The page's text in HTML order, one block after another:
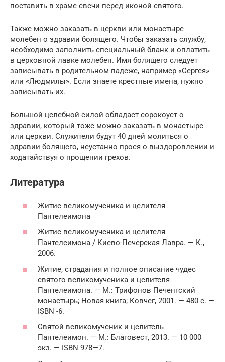
поставить в храме свечи перед иконой святого.
Также можно заказать в церкви или монастыре
молебен о здравии болящего. Чтобы заказать службу,
необходимо заполнить специальный бланк и оплатить
в церковной лавке молебен. Имя болящего следует
записывать в родительном падеже, например «Сергея»
или «Людмилы». Если знаете крестные имена, нужно
записывать их.
Большой целебной силой обладает сорокоуст о
здравии, который тоже можно заказать в монастыре
или церкви. Служители будут 40 дней молиться о
здравии болящего, неустанно прося о выздоровлении и
ходатайствуя о прощении грехов.
Литература
Житие великомученика и целителя
Пантелеимона
Житие великомученика и целителя
Пантелеимона / Киево-Печерская Лавра. — К.,
2006.
Житие, страдания и полное описание чудес
святого великомученика и целителя
Пантелеимона. — М.: Трифонов Печенгский
монастырь; Новая книга; Ковчег, 2001. — 480 с. —
ISBN -6.
Святой великомученик и целитель
Пантелеимон. — М.: Благовест, 2013. — 10 000
экз. — ISBN 978—7.